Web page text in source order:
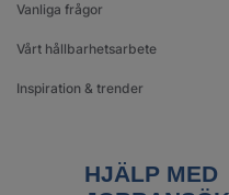
Vanliga frågor
Vårt hållbarhetsarbete
Inspiration & trender